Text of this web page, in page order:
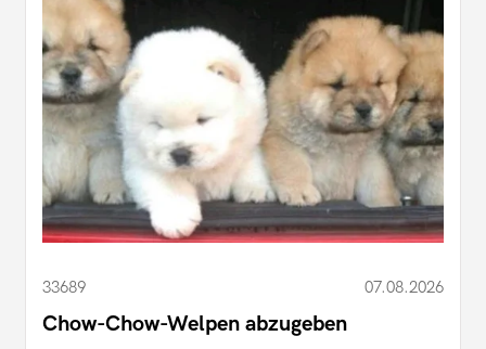
33689 07.08.2026
Chow-Chow-Welpen abzugeben